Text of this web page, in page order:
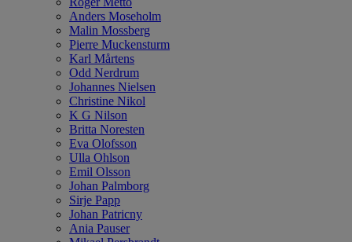
Anders Moseholm
Malin Mossberg
Pierre Muckensturm
Karl Mårtens
Odd Nerdrum
Johannes Nielsen
Christine Nikol
K G Nilson
Britta Noresten
Eva Olofsson
Ulla Ohlson
Emil Olsson
Johan Palmborg
Sirje Papp
Johan Patricny
Ania Pauser